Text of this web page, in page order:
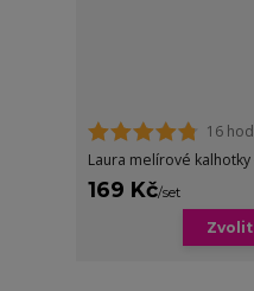
16
Laura melírové kalhotky
169 Kč/set